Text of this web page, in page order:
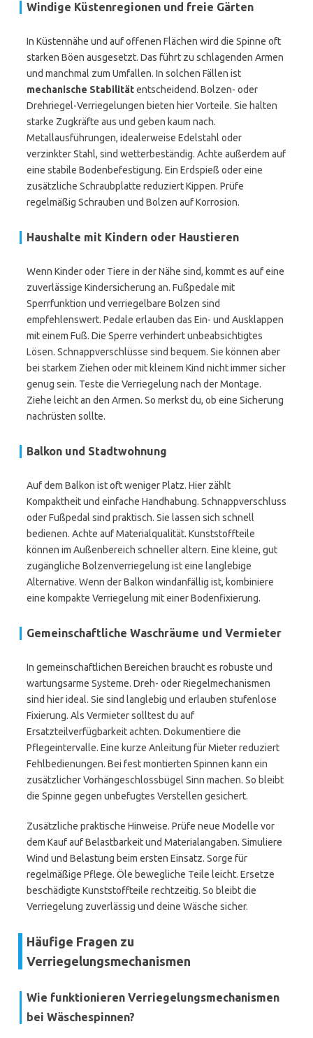
Windige Küstenregionen und freie Gärten
In Küstennähe und auf offenen Flächen wird die Spinne oft
starken Böen ausgesetzt. Das führt zu schlagenden Armen
und manchmal zum Umfallen. In solchen Fällen ist
mechanische Stabilitätentscheidend. Bolzen- oder
Drehriegel-Verriegelungen bieten hier Vorteile. Sie halten
starke Zugkräfte aus und geben kaum nach.
Metallausführungen, idealerweise Edelstahl oder
verzinkter Stahl, sind wetterbeständig. Achte außerdem auf
eine stabile Bodenbefestigung. Ein Erdspieß oder eine
zusätzliche Schraubplatte reduziert Kippen. Prüfe
regelmäßig Schrauben und Bolzen auf Korrosion.
Haushalte mit Kindern oder Haustieren
Wenn Kinder oder Tiere in der Nähe sind, kommt es auf eine
zuverlässige Kindersicherung an. Fußpedale mit
Sperrfunktion und verriegelbare Bolzen sind
empfehlenswert. Pedale erlauben das Ein- und Ausklappen
mit einem Fuß. Die Sperre verhindert unbeabsichtigtes
Lösen. Schnappverschlüsse sind bequem. Sie können aber
bei starkem Ziehen oder mit kleinem Kind nicht immer sicher
genug sein. Teste die Verriegelung nach der Montage.
Ziehe leicht an den Armen. So merkst du, ob eine Sicherung
nachrüsten sollte.
Balkon und Stadtwohnung
Auf dem Balkon ist oft weniger Platz. Hier zählt
Kompaktheit und einfache Handhabung. Schnappverschluss
oder Fußpedal sind praktisch. Sie lassen sich schnell
bedienen. Achte auf Materialqualität. Kunststoffteile
können im Außenbereich schneller altern. Eine kleine, gut
zugängliche Bolzenverriegelung ist eine langlebige
Alternative. Wenn der Balkon windanfällig ist, kombiniere
eine kompakte Verriegelung mit einer Bodenfixierung.
Gemeinschaftliche Waschräume und Vermieter
In gemeinschaftlichen Bereichen braucht es robuste und
wartungsarme Systeme. Dreh- oder Riegelmechanismen
sind hier ideal. Sie sind langlebig und erlauben stufenlose
Fixierung. Als Vermieter solltest du auf
Ersatzteilverfügbarkeit achten. Dokumentiere die
Pflegeintervalle. Eine kurze Anleitung für Mieter reduziert
Fehlbedienungen. Bei fest montierten Spinnen kann ein
zusätzlicher Vorhängeschlossbügel Sinn machen. So bleibt
die Spinne gegen unbefugtes Verstellen gesichert.
Zusätzliche praktische Hinweise. Prüfe neue Modelle vor
dem Kauf auf Belastbarkeit und Materialangaben. Simuliere
Wind und Belastung beim ersten Einsatz. Sorge für
regelmäßige Pflege. Öle bewegliche Teile leicht. Ersetze
beschädigte Kunststoffteile rechtzeitig. So bleibt die
Verriegelung zuverlässig und deine Wäsche sicher.
Häufige Fragen zu
Verriegelungsmechanismen
Wie funktionieren Verriegelungsmechanismen
bei Wäschespinnen?